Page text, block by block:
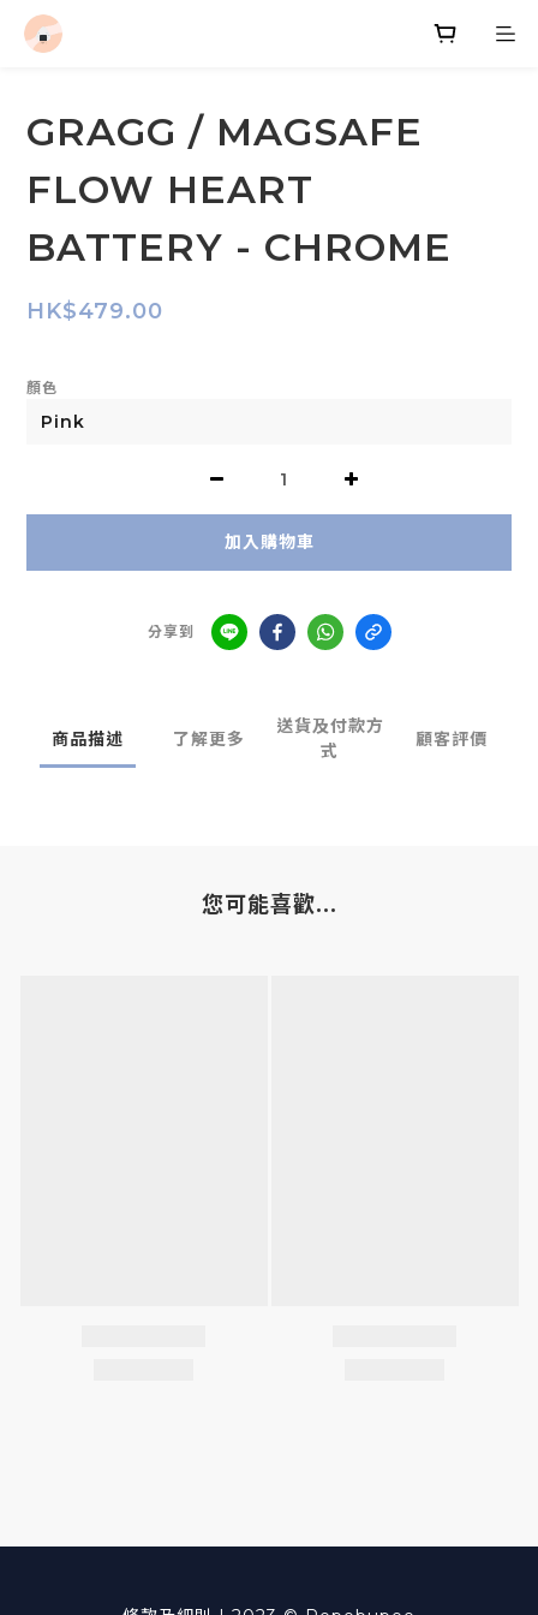
GRAGG / MAGSAFE
FLOW HEART
BATTERY - CHROME
HK$479.00
顏色
加入購物車
分享到
商品描述 了解更多
送貨及付款方
式
顧客評價
您可能喜歡...